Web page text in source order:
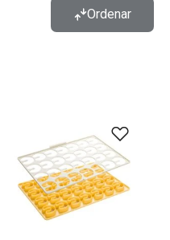
Ordenar